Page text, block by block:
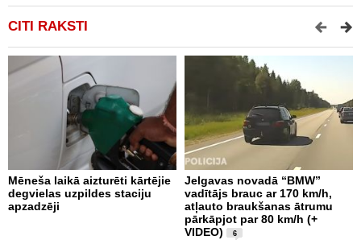
CITI RAKSTI
Mēneša laikā aizturēti kārtējie
degvielas uzpildes staciju
apzadzēji
Jelgavas novadā “BMW”
vadītājs brauc ar 170 km/h,
atļauto braukšanas ātrumu
pārkāpjot par 80 km/h (+
VIDEO)
6